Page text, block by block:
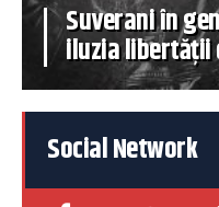
Suverani în
iluzia libertății
Social Network